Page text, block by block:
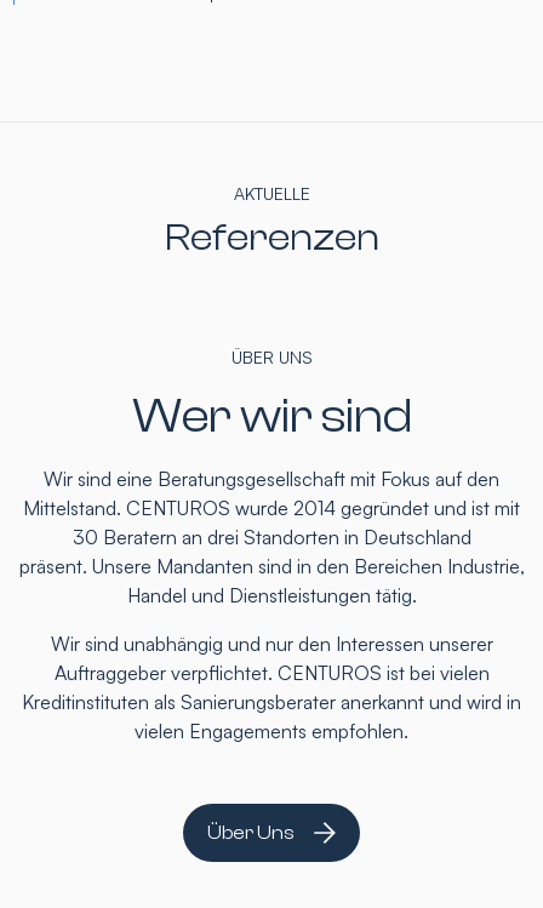
AKTUELLE
Referenzen
ÜBER UNS
Wer wir sind
Wir sind eine Beratungsgesellschaft mit Fokus auf den
Mittelstand. CENTUROS wurde 2014 gegründet und ist mit
30 Beratern an drei Standorten in Deutschland
präsent. Unsere Mandanten sind in den Bereichen Industrie,
Handel und Dienstleistungen tätig.
Wir sind unabhängig und nur den Interessen unserer
Auftraggeber verpflichtet. CENTUROS ist bei vielen
Kreditinstituten als Sanierungsberater anerkannt und wird in
vielen Engagements empfohlen.
Über Uns